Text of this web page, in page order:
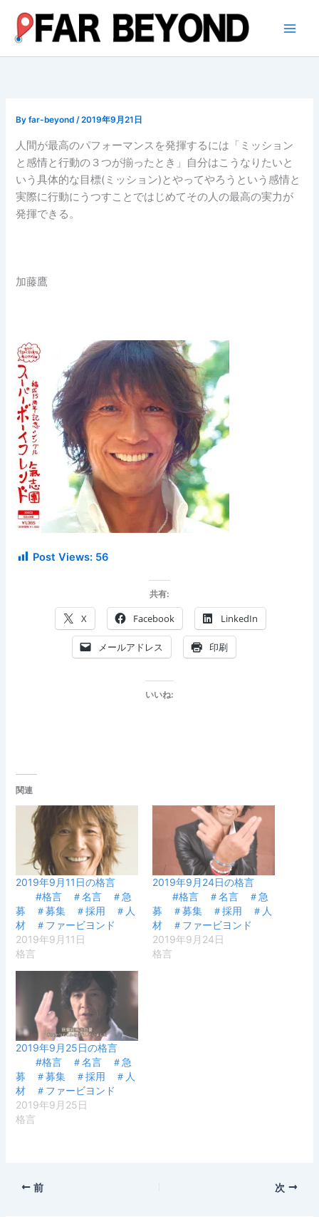
ス
Byfar-beyond/2019年9月21日
人間が最高のパフォーマンスを発揮するには「ミッション
と感情と行動の３つが揃ったとき」自分はこうなりたいと
いう具体的な目標(ミッション)とやってやろうという感情と
実際に行動にうつすことではじめてその人の最高の実力が
発揮できる。
加藤鷹
Post Views: 56
共有:
X Facebook LinkedIn
メールアドレス 印刷
いいね:
関連
2019年9月11日の格言
#格言 ＃名言 ＃急
募 ＃募集 ＃採用 ＃人
材 ＃ファービヨンド
2019年9月11日
格言
2019年9月24日の格言
#格言 ＃名言 ＃急
募 ＃募集 ＃採用 ＃人
材 ＃ファービヨンド
2019年9月24日
格言
2019年9月25日の格言
#格言 ＃名言 ＃急
募 ＃募集 ＃採用 ＃人
材 ＃ファービヨンド
2019年9月25日
格言
前 次